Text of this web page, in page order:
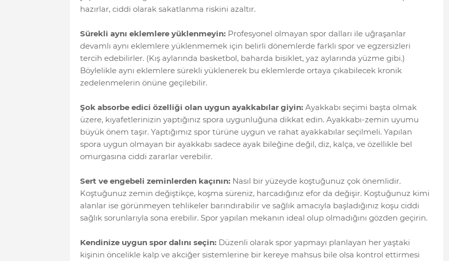
hazırlar, ciddi olarak sakatlanma riskini azaltır.
Sürekli aynı eklemlere yüklenmeyin:Profesyonel olmayan spor dalları ile uğraşanlar
devamlı aynı eklemlere yüklenmemek için belirli dönemlerde farklı spor ve egzersizleri
tercih edebilirler. (Kış aylarında basketbol, baharda bisiklet, yaz aylarında yüzme gibi.)
Böylelikle aynı eklemlere sürekli yüklenerek bu eklemlerde ortaya çıkabilecek kronik
zedelenmelerin önüne geçilebilir.
Şok absorbe edici özelliği olan uygun ayakkabılar giyin:Ayakkabı seçimi başta olmak
üzere, kıyafetlerinizin yaptığınız spora uygunluğuna dikkat edin. Ayakkabı-zemin uyumu
büyük önem taşır. Yaptığımız spor türüne uygun ve rahat ayakkabılar seçilmeli. Yapılan
spora uygun olmayan bir ayakkabı sadece ayak bileğine değil, diz, kalça, ve özellikle bel
omurgasına ciddi zararlar verebilir.
Sert ve engebeli zeminlerden kaçının:Nasıl bir yüzeyde koştuğunuz çok önemlidir.
Koştuğunuz zemin değiştikçe, koşma süreniz, harcadığınız efor da değişir. Koştuğunuz kimi
alanlar ise görünmeyen tehlikeler barındırabilir ve sağlık amacıyla başladığınız koşu ciddi
sağlık sorunlarıyla sona erebilir. Spor yapılan mekanın ideal olup olmadığını gözden geçirin.
Kendinize uygun spor dalını seçin:Düzenli olarak spor yapmayı planlayan her yaştaki
kişinin öncelikle kalp ve akciğer sistemlerine bir kereye mahsus bile olsa kontrol ettirmesi